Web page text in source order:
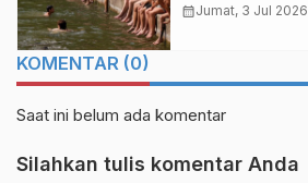
calendar_monthJumat, 3 Jul 2026
KOMENTAR (0)
Saat ini belum ada komentar
Silahkan tulis komentar Anda